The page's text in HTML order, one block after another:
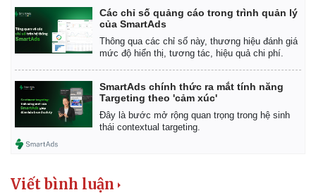
Các chỉ số quảng cáo trong trình quản lý
của SmartAds
Thông qua các chỉ số này, thương hiệu đánh giá
mức độ hiển thị, tương tác, hiệu quả chi phí.
SmartAds chính thức ra mắt tính năng
Targeting theo 'cảm xúc'
Đây là bước mở rộng quan trọng trong hệ sinh
thái contextual targeting.
Viết bình luận